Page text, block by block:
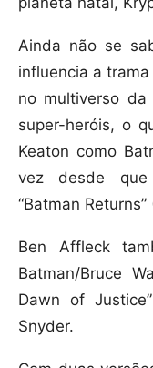
Ainda não se
influencia a trama
no multiverso
super-heróis, o
Keaton como
vez desde que
“Batman Returns”
Ben Affleck
Batman/Bruce
Dawn of
Snyder.